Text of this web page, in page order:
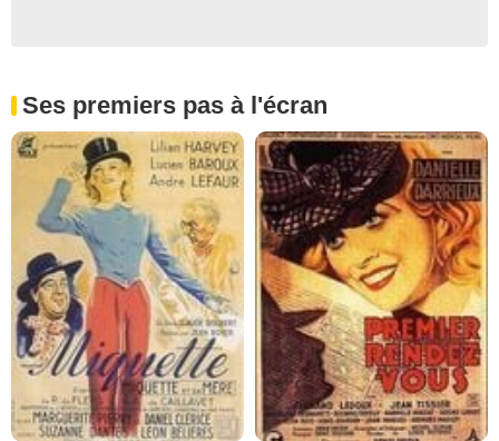
Ses premiers pas à l'écran